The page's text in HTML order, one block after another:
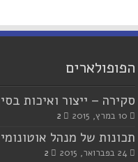
הפופולארים
סקירה – ייצור ואיכות
10 במרץ, 2015 2
תכונות של מנהל אוטונומי
24 בפברואר, 2015 2